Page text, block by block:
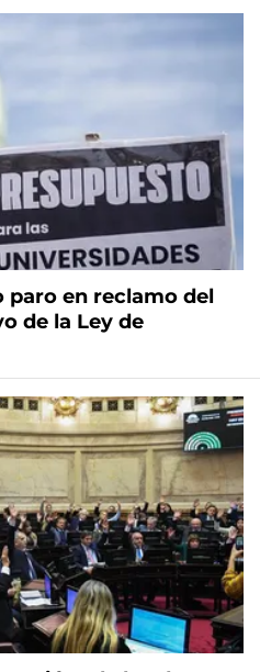
paro en reclamo del
de la Ley de